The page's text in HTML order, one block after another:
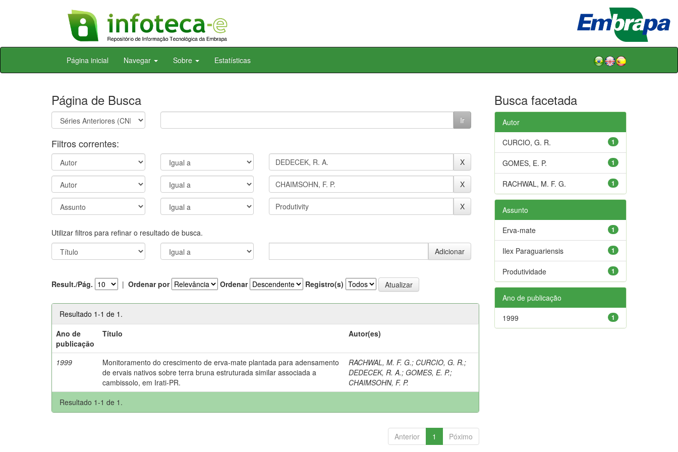
Skip
Página inicial Navegar Sobre Estatísticas
Página de Busca
Filtros correntes:
Utilizar filtros para refinar o resultado de busca.
Result./Pág. | Ordenar por Ordenar Registro(s)
Resultado 1-1 de 1.
Ano de
publicação
Título Autor(es)
1999
Monitoramento do crescimento de erva-mate plantada para adensamento
de ervais nativos sobre terra bruna estruturada similar associada a
cambissolo, em Irati-PR.
RACHWAL, M. F. G.; CURCIO, G. R.;
DEDECEK, R. A.;GOMES, E. P.;
CHAIMSOHN, F. P.
Resultado 1-1 de 1.
Anterior 1 Póximo
Busca facetada
Autor
1
CURCIO, G. R.
1
GOMES, E. P.
1
RACHWAL, M. F. G.
Assunto
1
Erva-mate
1
Ilex Paraguariensis
1
Produtividade
Ano de publicação
1
1999